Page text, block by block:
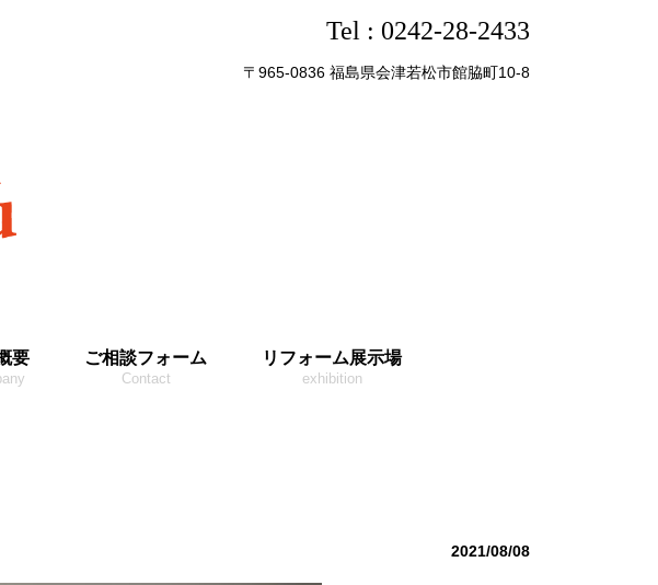
Tel : 0242-28-2433
〒965-0836 福島県会津若松市館脇町10-8
要 ご相談フォーム
Contact
リフォーム展示場
exhibition
2021/08/08